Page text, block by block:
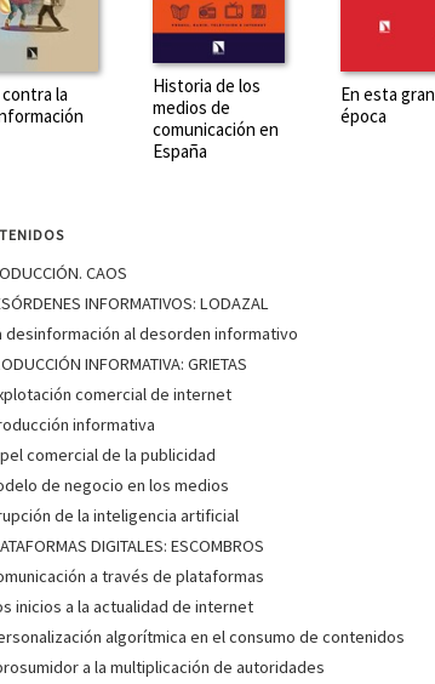
contra la
Historia de los
medios de
comunicación en
España
En esta gran
época
CAOS
INFORMATIVOS: LODAZAL
desinformación al desorden informativo
INFORMATIVA: GRIETAS
comercial de internet
informativa
comercial de la publicidad
de negocio en los medios
de la inteligencia artificial
DIGITALES: ESCOMBROS
a través de plataformas
inicios a la actualidad de internet
algorítmica en el consumo de contenidos
a la multiplicación de autoridades